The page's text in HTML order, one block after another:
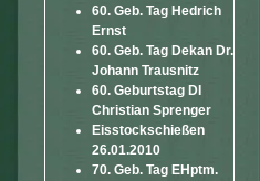
60. Geb. Tag Hedrich
Ernst
60. Geb. Tag Dekan Dr.
Johann Trausnitz
60. Geburtstag DI
Christian Sprenger
Eisstockschießen
26.01.2010
70. Geb. Tag EHptm.